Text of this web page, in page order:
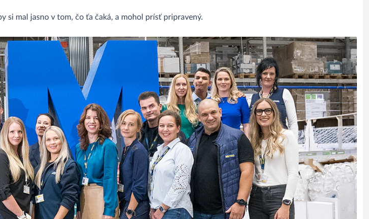
si mal jasno v tom, čo ťa čaká, a mohol prísť pripravený.